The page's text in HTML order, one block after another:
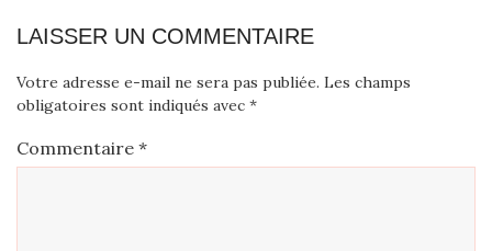
LAISSER UN COMMENTAIRE
Votre adresse e-mail ne sera pas publiée. Les champs
obligatoires sont indiqués avec *
Commentaire *